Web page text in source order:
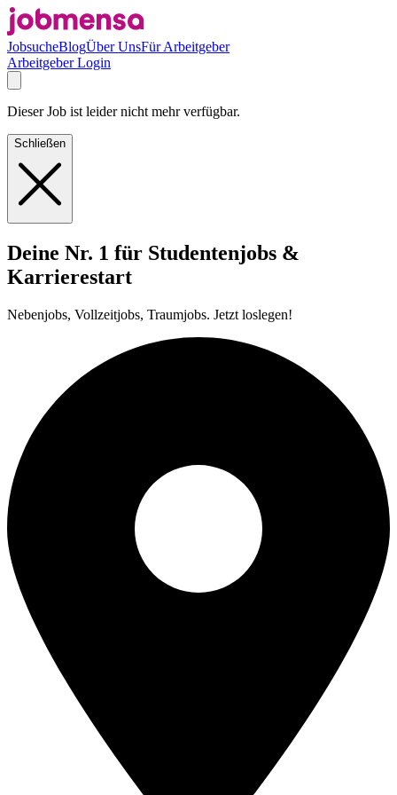
JobsucheBlogÜber UnsFür Arbeitgeber
Arbeitgeber Login
Dieser Job ist leider nicht mehr verfügbar.
Schließen
Deine Nr. 1 für Studentenjobs &
Karrierestart
Nebenjobs, Vollzeitjobs, Traumjobs. Jetzt loslegen!